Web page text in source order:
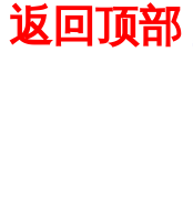
返回顶部